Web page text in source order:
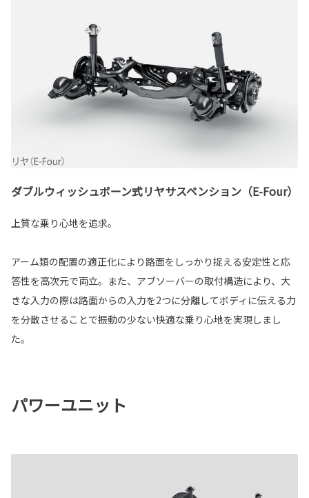
ダブルウィッシュボーン式リヤサスペンション（E-Four）
上質な乗り心地を追求。
アーム類の配置の適正化により路面をしっかり捉える安定性と応
答性を高次元で両立。また、アブソーバーの取付構造により、大
きな入力の際は路面からの入力を2つに分離してボディに伝える力
を分散させることで振動の少ない快適な乗り心地を実現しまし
た。
パワーユニット